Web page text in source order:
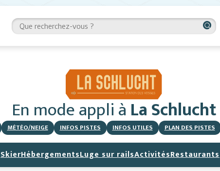
En mode applià La Schlucht
MÉTÉO/NEIGE INFOS PISTES INFOS UTILES PLAN DES PISTES
SkierHébergementsLuge sur railsActivitésRestaurants